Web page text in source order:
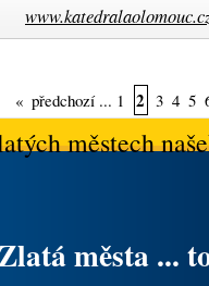
« předchozí ... 1 2 3 4 5
městech
města ...